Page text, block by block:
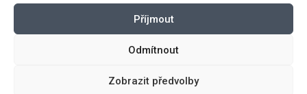
Příjmout
Odmítnout
Zobrazit předvolby